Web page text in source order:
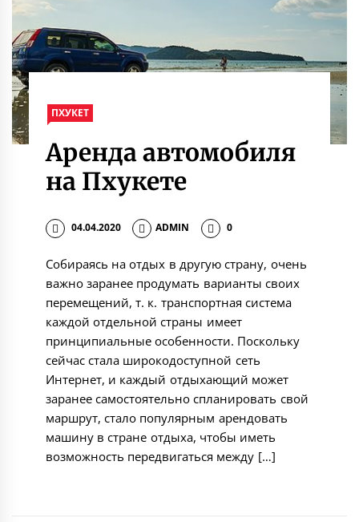
ПХУКЕТ
Аренда автомобиля
на Пхукете
04.04.2020 ADMIN 0
Собираясь на отдых в другую страну, очень
важно заранее продумать варианты своих
перемещений, т. к. транспортная система
каждой отдельной страны имеет
принципиальные особенности. Поскольку
сейчас стала широкодоступной сеть
Интернет, и каждый отдыхающий может
заранее самостоятельно спланировать свой
маршрут, стало популярным арендовать
машину в стране отдыха, чтобы иметь
возможность передвигаться между […]